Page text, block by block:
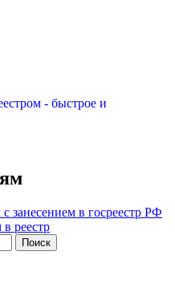
- быстрое и
занесением в госреестр РФ
реестр